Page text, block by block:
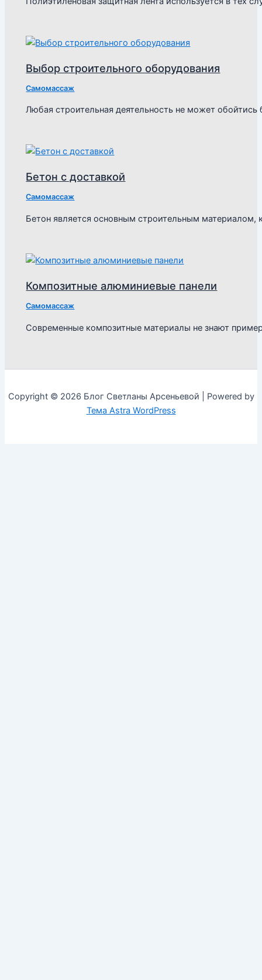
Выбор строительного оборудования
Самомассаж
Любая строительная деятельность не может
Бетон с доставкой
Самомассаж
Бетон является основным строительным материалом,
Композитные алюминиевые панели
Самомассаж
Современные композитные материалы не знают
Copyright © 2026 Блог Светланы Арсеньевой | Powered by
Тема Astra WordPress